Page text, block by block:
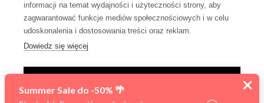
informacji na temat wydajności i użyteczności strony, aby
zagwarantować funkcje mediów społecznościowych i w celu
udoskonalenia i dostosowania treści oraz reklam.
Dowiedz się więcej
Szybka dostawa